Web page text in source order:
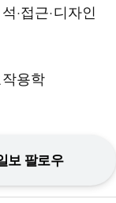
·접근·디자인
용학
보 팔로우